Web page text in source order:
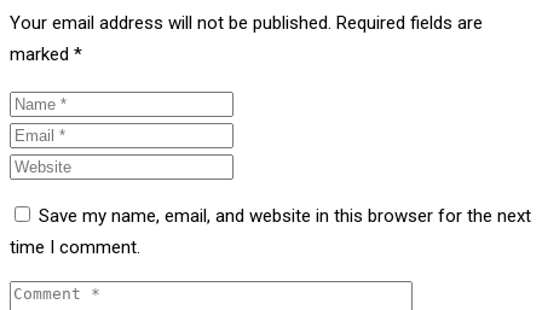
Your email address will not be published. Required fields are
marked *
Save my name, email, and website in this browser for the next
time I comment.